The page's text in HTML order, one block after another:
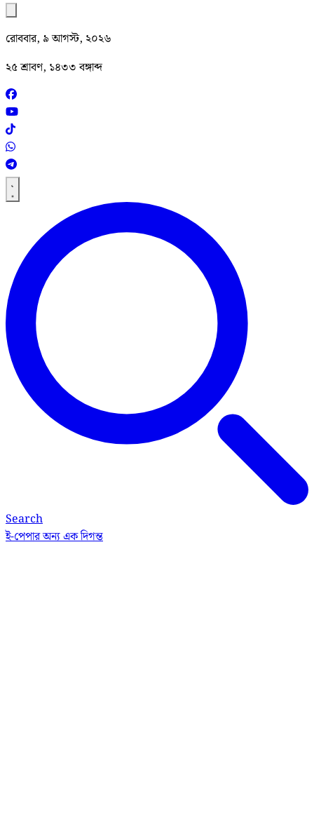
রোববার, ৯ আগস্ট, ২০২৬
২৫ শ্রাবণ, ১৪৩৩ বঙ্গাব্দ
Search
ই-পেপারঅন্য এক দিগন্ত